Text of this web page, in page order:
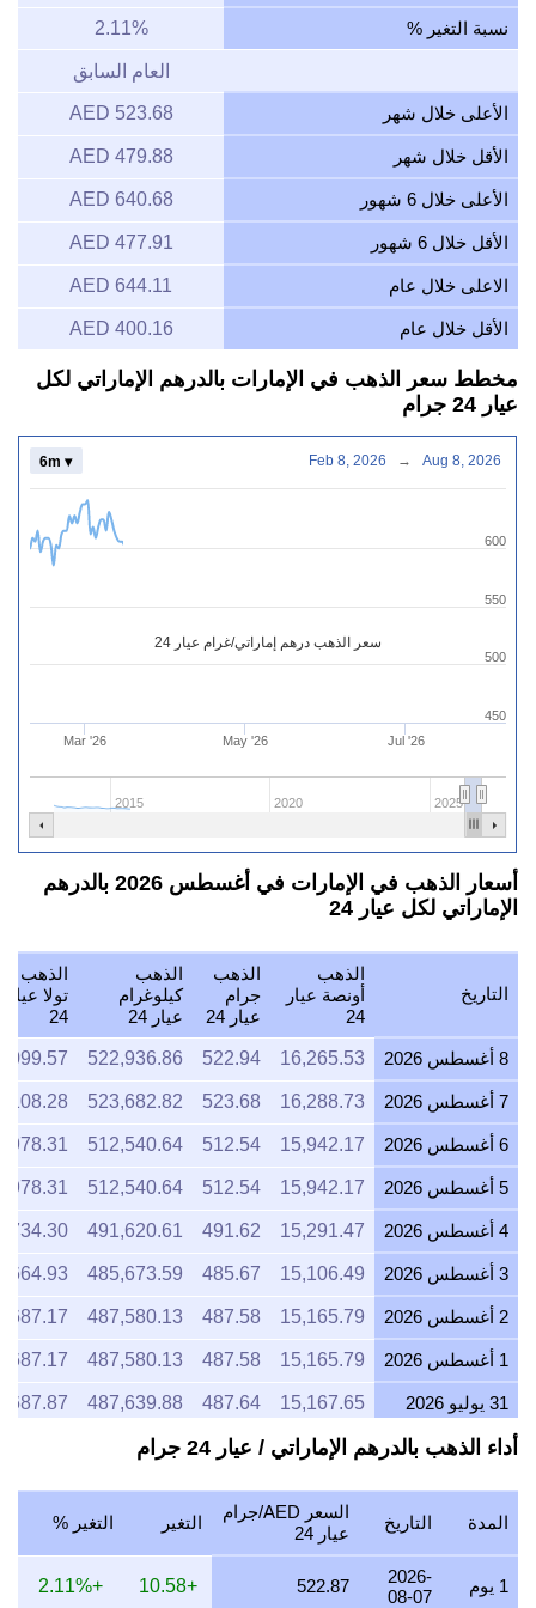
نسبة التغير % 2.11%
العام السابق
الأعلى خلال شهر 523.68 AED
الأقل خلال شهر 479.88 AED
الأعلى خلال 6 شهور 640.68 AED
الأقل خلال 6 شهور 477.91 AED
الاعلى خلال عام 644.11 AED
الأقل خلال عام 400.16 AED
مخطط سعر الذهب في الإمارات بالدرهم الإماراتي لكل
عيار 24 جرام
سعر الذهب درهم إماراتي/غرام عيار 24
Mar '26 May '26 Jul '26
2015 2020 2025
450
500
550
600
6m ▾ Feb 8, 2026 → Aug 8, 2026
أسعار الذهب في الإمارات في أغسطس 2026 بالدرهم
الإماراتي لكل عيار 24
التاريخ
الذهب
أونصة عيار
24
الذهب
جرام
عيار 24
الذهب
كيلوغرام
عيار 24
الذهب
تولا عيار
24
8 أغسطس 2026 16,265.53
522.94
522,936.86
7 أغسطس 2026 16,288.73
523.68
523,682.82
6 أغسطس 2026 15,942.17
512.54
512,540.64
5 أغسطس 2026 15,942.17
512.54
512,540.64
4 أغسطس 2026 15,291.47
491.62
491,620.61
3 أغسطس 2026 15,106.49
485.67
485,673.59
2 أغسطس 2026 15,165.79
487.58
487,580.13
1 أغسطس 2026 15,165.79
487.58
487,580.13
31 يوليو 2026 15,167.65
487.64
487,639.88
30 يوليو 2026 15,353.76
493.62
493,623.35
29 يوليو 2026 15,167.65
487.64
487,639.88
28 يوليو 2026 15,104.64
485,614.08
27 يوليو 2026 15,291.47
491,620.61
أداء الذهب بالدرهم الإماراتي / عيار 24 جرام
المدة التاريخ
السعر AED/جرام
عيار 24
التغير التغير %
1 يوم
2026-
08-07
522.87
+10.58
+2.11%